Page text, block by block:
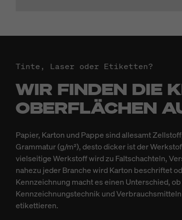
Tinte, Laser oder Etiketten?
WIR FINDEN DIE
OBERFLÄCHEN
Papier, Karton und Pappe sind allesamt
Grammatur (g/m²), desto dicker ist der
vielseitige Werkstoff wird zu Faltschachteln,
nahezu jeder Branche wird Karton beschriftet
Kennzeichnung macht es einen Unterschied,
Kennzeichnungstechnik und
etikettieren.